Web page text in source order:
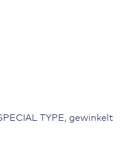
TYPE, gewinkelt